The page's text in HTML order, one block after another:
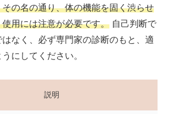
の名の通り、体の機能を固く渋らせ
用には注意が必要です。 自己判断で
なく、必ず専門家の診断のもと、適
にしてください。
説明